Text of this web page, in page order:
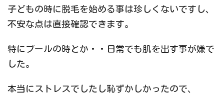
子どもの時に脱毛を始める事は珍しくないですし、
不安な点は直接確認できます。
特にプールの時とか・・日常でも肌を出す事が嫌で
した。
本当にストレスでしたし恥ずかしかったので、